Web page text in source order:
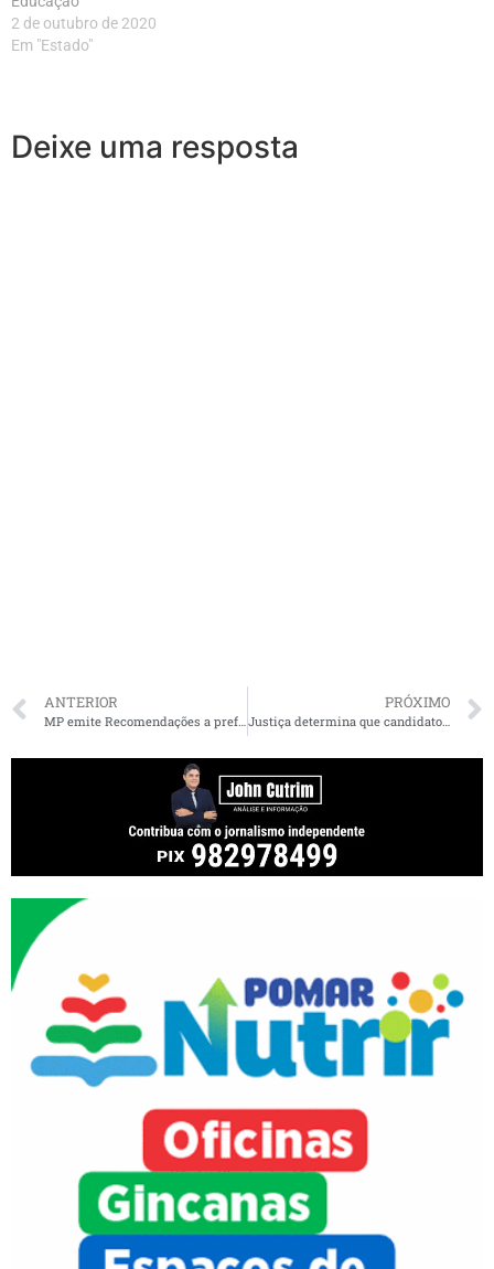
2 de outubro de 2020
Em "Estado"
Deixe uma resposta
ANTERIOR
MP emite Recomendações a prefeitos e diretórios municipais da 107ª Zona Eleitoral
PRÓXIMO
Justiça determina que candidato a prefeito de Açailândia suspenda divulgação de convenção partidária por rede social